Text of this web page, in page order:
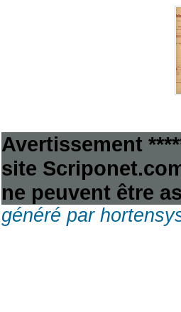
Avertissement
site
ne peuvent être
généré par